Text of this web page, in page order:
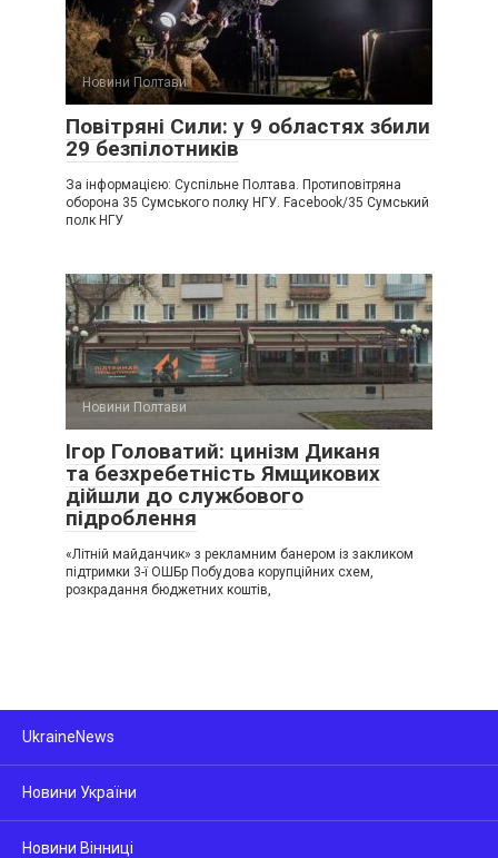
Новини Полтави
Повітряні Сили: у 9 областях збили
29 безпілотників
За інформацією: Суспільне Полтава. Протиповітряна
оборона 35 Сумського полку НГУ. Facebook/35 Сумський
полк НГУ
Новини Полтави
Ігор Головатий: цинізм Диканя
та безхребетність Ямщикових
дійшли до службового
підроблення
«Літній майданчик» з рекламним банером із закликом
підтримки 3-ї ОШБр Побудова корупційних схем,
розкрадання бюджетних коштів,
UkraineNews
Новини України
Новини Вінниці